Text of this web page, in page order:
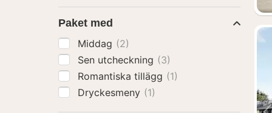
Paket med
Middag (2)
Sen utcheckning (3)
Romantiska tillägg (1)
Dryckesmeny (1)